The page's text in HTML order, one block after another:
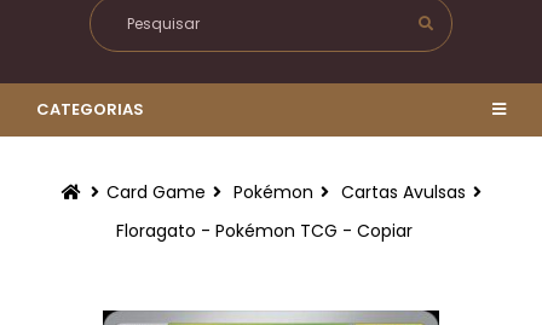
CATEGORIAS
Card Game Pokémon
Cartas Avulsas
Floragato - Pokémon TCG - Copiar